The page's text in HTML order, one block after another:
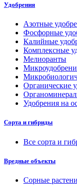
Удобрения
Азотные
Фосфорные
Калийные
Комплексные
Мелиоранты
Органические
Удобрения на
Сорта и гибриды
Все сорта и
Вредные объекты
Сорные